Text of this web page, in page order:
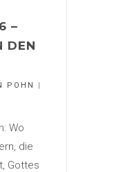
–
DEN
POHN
|
Wo
die
Gottes